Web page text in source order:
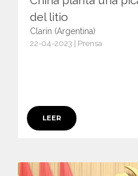
del litio
Clarín (Argentina)
22-04-2023 | Prensa
LEER